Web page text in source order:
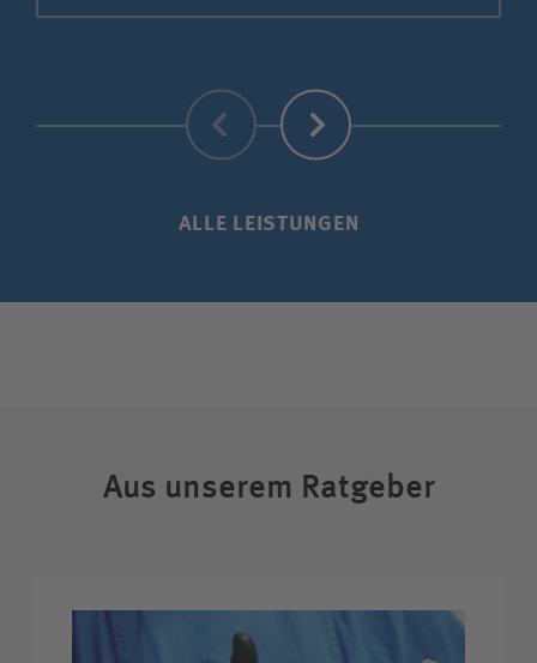
Zurück Weiter
ALLE LEISTUNGEN
Aus unserem Ratgeber